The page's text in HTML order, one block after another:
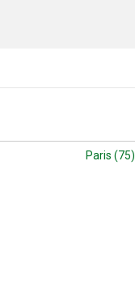
Paris (75)